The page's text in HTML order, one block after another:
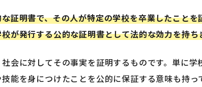
証明書で、その人が特定の学校を卒業したこと
が発行する公的な証明書として法的な効力を持ち
会に対してその事実を証明するものです。単に
能を身につけたことを公的に保証する意味も持っ